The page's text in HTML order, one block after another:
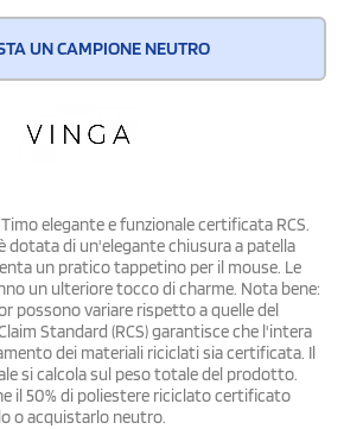
UN CAMPIONE NEUTRO
elegante e funzionale certificata RCS.
dotata di un'elegante chiusura a patella
un pratico tappetino per il mouse. Le
un ulteriore tocco di charme. Nota bene:
possono variare rispetto a quelle del
Standard (RCS) garantisce che l'intera
dei materiali riciclati sia certificata. Il
si calcola sul peso totale del prodotto.
il 50% di poliestere riciclato certificato
o acquistarlo neutro.